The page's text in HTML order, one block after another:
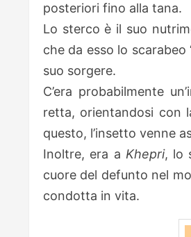
posteriori fino alla tana.
Lo sterco è il suo
che da esso lo
suo sorgere.
C’era probabilmente
retta, orientandosi con
questo, l’insetto venne
Inoltre, era a Khepri, lo
cuore del defunto nel
condotta in vita.